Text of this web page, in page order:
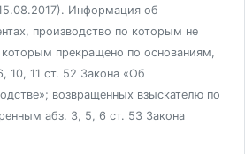
Информация об
производство по которым не
прекращено по основаниям,
10, 11 ст. 52 Закона «Об
возвращенных взыскателю по
абз. 3, 5, 6 ст. 53 Закона